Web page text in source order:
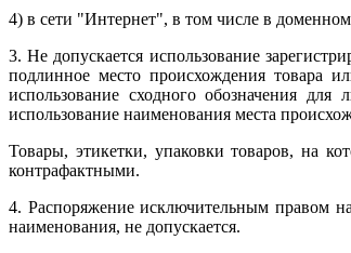
4) в сети "Интернет", в том числе в
3. Не допускается использование
подлинное место происхождения товара
использование сходного обозначения
использование наименования места
Товары, этикетки, упаковки товаров, на
контрафактными.
4. Распоряжение исключительным правом
наименования, не допускается.